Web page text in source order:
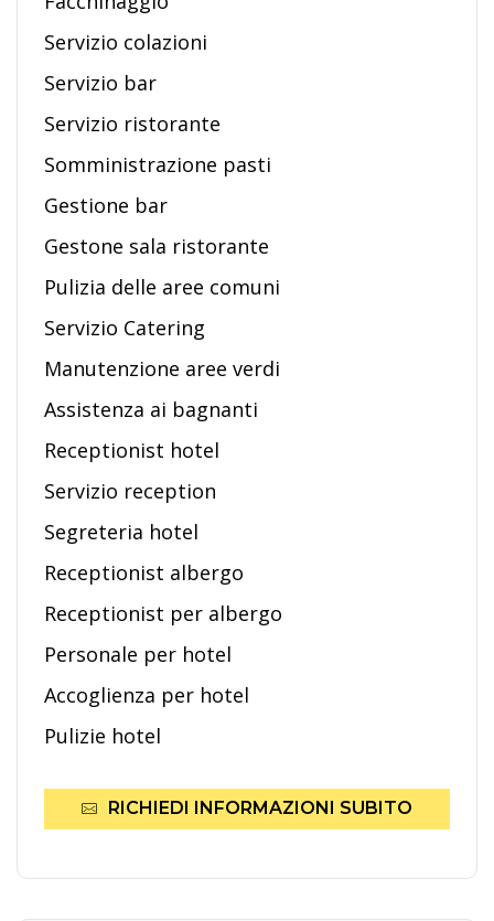
Servizio colazioni
Servizio bar
Servizio ristorante
Somministrazione pasti
Gestione bar
Gestone sala ristorante
Pulizia delle aree comuni
Servizio Catering
Manutenzione aree verdi
Assistenza ai bagnanti
Receptionist hotel
Servizio reception
Segreteria hotel
Receptionist albergo
Receptionist per albergo
Personale per hotel
Accoglienza per hotel
Pulizie hotel
RICHIEDI INFORMAZIONI SUBITO